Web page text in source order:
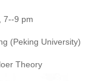
7--9 pm
(Peking University)
Theory